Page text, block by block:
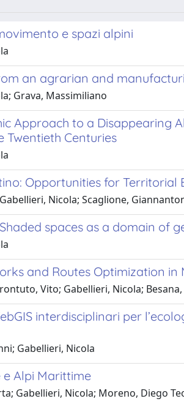
e spazi alpini
an agrarian and
Grava, Massimiliano
Approach to a Disappearing
Twentieth Centuries
Opportunities for
Nicola; Scaglione,
spaces as a domain of
and Routes Optimization in
Vito; Gabellieri, Nicola;
interdisciplinari per
Gabellieri, Nicola
e Alpi Marittime
Gabellieri, Nicola; Moreno, Diego